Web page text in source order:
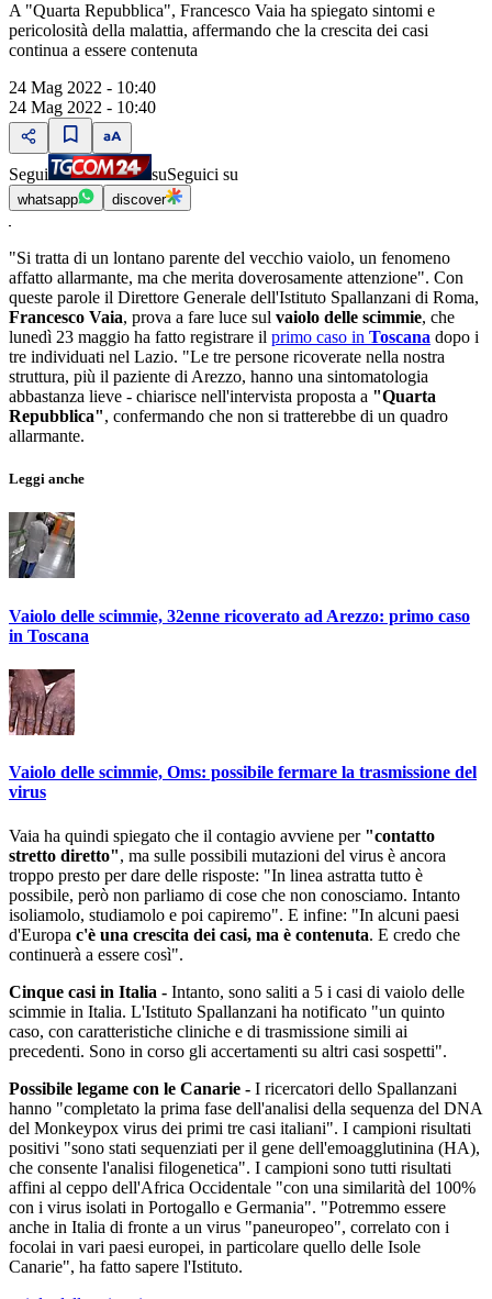
A "Quarta Repubblica", Francesco Vaia ha spiegato sintomi e
pericolosità della malattia, affermando che la crescita dei casi
continua a essere contenuta
24 Mag 2022 - 10:40
24 Mag 2022 - 10:40
Segui suSeguici su
whatsapp discover
"Si tratta di un lontano parente del vecchio vaiolo, un fenomeno
affatto allarmante, ma che merita doverosamente attenzione". Con
queste parole il Direttore Generale dell'Istituto Spallanzani di Roma,
Francesco Vaia, prova a fare luce sul vaiolo delle scimmie, che
lunedì 23 maggio ha fatto registrare il primo caso in Toscana dopo i
tre individuati nel Lazio. "Le tre persone ricoverate nella nostra
struttura, più il paziente di Arezzo, hanno una sintomatologia
abbastanza lieve - chiarisce nell'intervista proposta a "Quarta
Repubblica", confermando che non si tratterebbe di un quadro
allarmante.
Leggi anche
Vaiolo delle scimmie, 32enne ricoverato ad Arezzo: primo caso
in Toscana
Vaiolo delle scimmie, Oms: possibile fermare la trasmissione del
virus
Vaia ha quindi spiegato che il contagio avviene per "contatto
stretto diretto", ma sulle possibili mutazioni del virus è ancora
troppo presto per dare delle risposte: "In linea astratta tutto è
possibile, però non parliamo di cose che non conosciamo. Intanto
isoliamolo, studiamolo e poi capiremo". E infine: "In alcuni paesi
d'Europa c'è una crescita dei casi, ma è contenuta. E credo che
continuerà a essere così".
Cinque casi in Italia - Intanto, sono saliti a 5 i casi di vaiolo delle
scimmie in Italia. L'Istituto Spallanzani ha notificato "un quinto
caso, con caratteristiche cliniche e di trasmissione simili ai
precedenti. Sono in corso gli accertamenti su altri casi sospetti".
Possibile legame con le Canarie - I ricercatori dello Spallanzani
hanno "completato la prima fase dell'analisi della sequenza del DNA
del Monkeypox virus dei primi tre casi italiani". I campioni risultati
positivi "sono stati sequenziati per il gene dell'emoagglutinina (HA),
che consente l'analisi filogenetica". I campioni sono tutti risultati
affini al ceppo dell'Africa Occidentale "con una similarità del 100%
con i virus isolati in Portogallo e Germania". "Potremmo essere
anche in Italia di fronte a un virus "paneuropeo", correlato con i
focolai in vari paesi europei, in particolare quello delle Isole
Canarie", ha fatto sapere l'Istituto.